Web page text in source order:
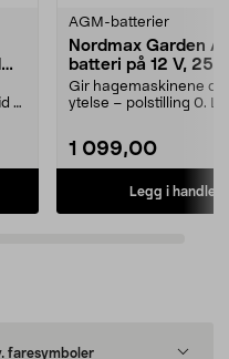
–
AGM-batterier
Nordmax Garden
batteri på 12 V, 25
polstilling 0
Gir hagemaskinene
ytelse – polstilling 0.
1 099,00
Legg i
faresymboler